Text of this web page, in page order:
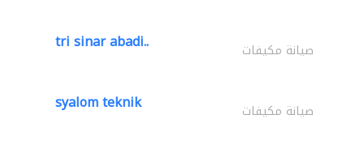
tri sinar abadi.. صيانة مكيفات
syalom teknik صيانة مكيفات